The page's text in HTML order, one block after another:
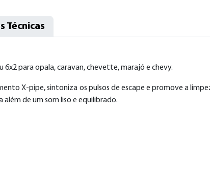
Técnicas
6x2 para opala, caravan, chevette, marajó e chevy.
X-pipe, sintoniza os pulsos de escape e promove a
de um som liso e equilibrado.